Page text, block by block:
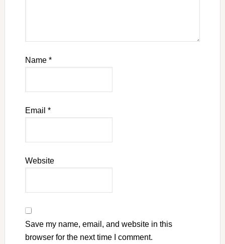
Name *
Email *
Website
Save my name, email, and website in this
browser for the next time I comment.